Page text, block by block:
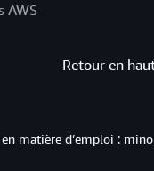
AWS
Retour en
matière d’emploi :